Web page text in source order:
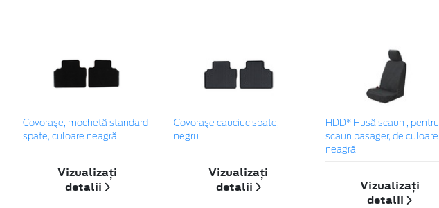
Covoraşe, mochetă standard
spate, culoare neagră
Vizualizați
detalii
Covoraşe cauciuc spate,
negru
Vizualizați
detalii
HDD* Husă scaun , pentru
scaun pasager, de culoare
neagră
Vizualizați
detalii